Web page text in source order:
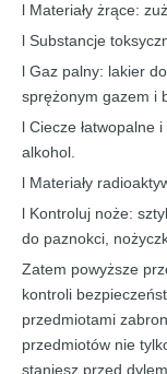
l Materiały żrące:
l Substancje
l Gaz palny: lakier
sprężonym gazem i
l Ciecze łatwopalne
alkohol.
l Materiały
l Kontroluj noże:
do paznokci,
Zatem powyższe
kontroli
przedmiotami
przedmiotów nie
staniesz przed